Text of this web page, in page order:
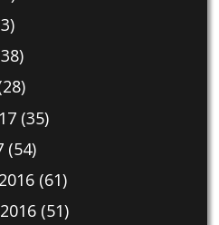
(35)
(54)
(61)
(51)